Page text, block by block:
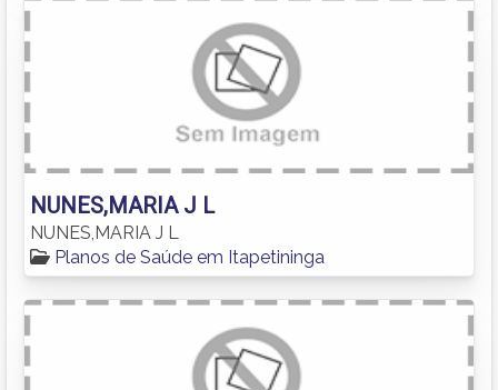
NUNES,MARIA J L
NUNES,MARIA J L
Planos de Saúde em Itapetininga